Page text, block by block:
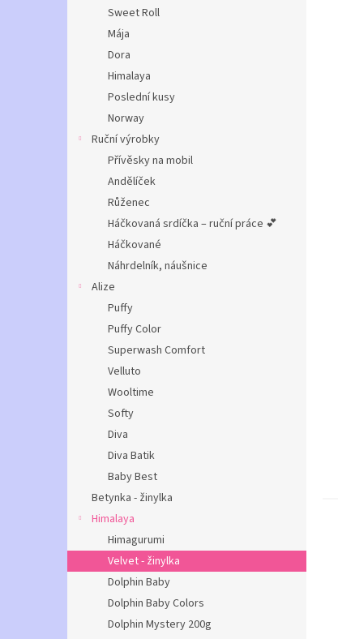
Sweet Roll
Mája
Dora
Himalaya
Poslední kusy
Norway
Ruční výrobky
Přívěsky na mobil
Andělíček
Růženec
Háčkovaná srdíčka – ruční práce 💕
Háčkované
Náhrdelník, náušnice
Alize
Puffy
Puffy Color
Superwash Comfort
Velluto
Wooltime
Softy
Diva
Diva Batik
Baby Best
Betynka - žinylka
Himalaya
Himagurumi
Velvet - žinylka
Dolphin Baby
Dolphin Baby Colors
Dolphin Mystery 200g